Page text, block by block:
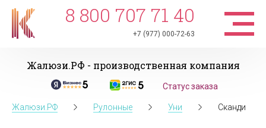
8 800 707 71 40
+7 (977) 000-72-63
Жалюзи.РФ - производственная компания
Статус заказа
Жалюзи.РФ Рулонные Уни Сканди